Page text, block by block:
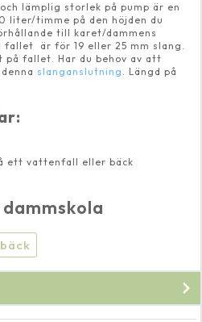
lämplig storlek på pump är en
liter/timme på den höjden du
till karet/dammens
är för 19 eller 25 mm slang.
på fallet. Har du behov av att
slanganslutning . Längd på
ett vattenfall eller bäck